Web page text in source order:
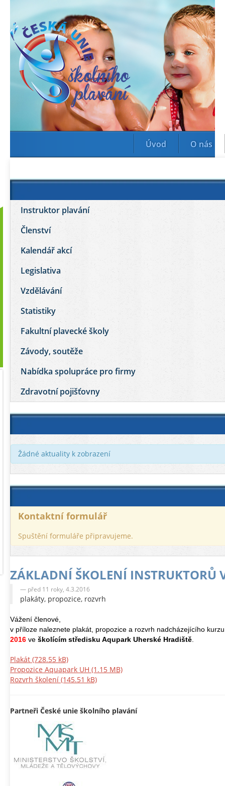
Úvod O nás
Instruktor plavání
Členství
Kalendář akcí
Legislativa
Vzdělávání
Statistiky
Fakultní plavecké školy
Závody, soutěže
Nabídka spolupráce pro firmy
Zdravotní pojišťovny
Žádné aktuality k zobrazení
Kontaktní formulář
Spuštění formuláře připravujeme.
ZÁKLADNÍ ŠKOLENÍ INSTRUKTORŮ
před 11 roky, 4.3.2016
plakáty, propozice, rozvrh
Vážení členové,
v příloze naleznete plakát, propozice a rozvrh nadcházejícího
2016 ve školícím středisku Aqupark Uherské Hradiště
Plakát (728.55 kB)
Propozice Aquapark UH (1.15 MB)
Rozvrh školení (145.51 kB)
Partneři České unie školního plavání